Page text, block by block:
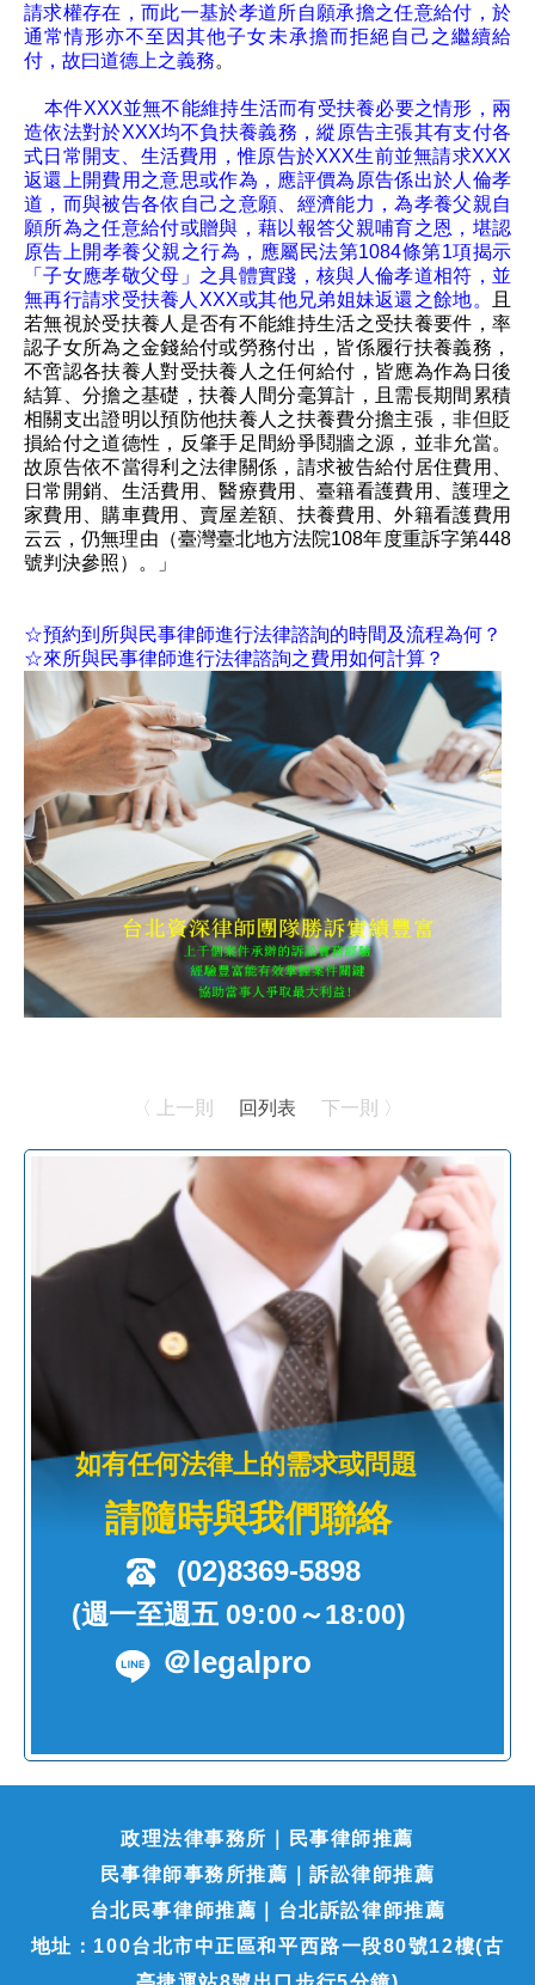
請求權存在，而此一基於孝道所自願承擔之任意給付，於
通常情形亦不至因其他子女未承擔而拒絕自己之繼續給
付，故曰道德上之義務。
本件XXX並無不能維持生活而有受扶養必要之情形，兩
造依法對於XXX均不負扶養義務，縱原告主張其有支付各
式日常開支、生活費用，惟原告於XXX生前並無請求XXX
返還上開費用之意思或作為，應評價為原告係出於人倫孝
道，而與被告各依自己之意願、經濟能力，為孝養父親自
願所為之任意給付或贈與，藉以報答父親哺育之恩，堪認
原告上開孝養父親之行為，應屬民法第1084條第1項揭示
「子女應孝敬父母」之具體實踐，核與人倫孝道相符，並
無再行請求受扶養人XXX或其他兄弟姐妹返還之餘地。
且
若無視於受扶養人是否有不能維持生活之受扶養要件，率
認子女所為之金錢給付或勞務付出，皆係履行扶養義務，
不啻認各扶養人對受扶養人之任何給付，皆應為作為日後
結算、分擔之基礎，扶養人間分毫算計，且需長期間累積
相關支出證明以預防他扶養人之扶養費分擔主張，非但貶
損給付之道德性，反肇手足間紛爭鬩牆之源，並非允當。
故原告依不當得利之法律關係，請求被告給付居住費用、
日常開銷、生活費用、醫療費用、臺籍看護費用、護理之
家費用、購車費用、賣屋差額、扶養費用、外籍看護費用
云云，仍無理由（臺灣臺北地方法院108年度重訴字第448
號判決參照）。」
☆預約到所與民事律師進行法律諮詢的時間及流程為何？
☆來所與民事律師進行法律諮詢之費用如何計算？
〈 上一則 回列表 下一則 〉
如有任何法律上的需求或問題
請隨時與我們聯絡
(02)8369-5898
(週一至週五 09:00～18:00)
＠legalpro
政理法律事務所｜民事律師推薦
民事律師事務所推薦｜訴訟律師推薦
台北民事律師推薦｜台北訴訟律師推薦
地址：100台北市中正區和平西路一段80號12樓(古